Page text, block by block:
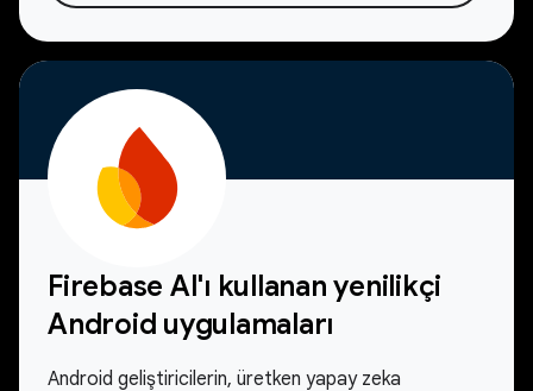
Firebase AI'ı kullanan yenilikçi
Android uygulamaları
Android geliştiricilerin, üretken yapay zeka